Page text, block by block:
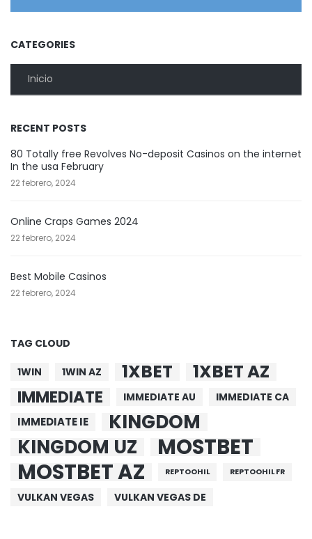
CATEGORIES
Inicio
RECENT POSTS
80 Totally free Revolves No-deposit Casinos on the internet
In the usa February
22 febrero, 2024
Online Craps Games 2024
22 febrero, 2024
Best Mobile Casinos
22 febrero, 2024
TAG CLOUD
1WIN 1WIN AZ 1XBET 1XBET AZ
IMMEDIATE IMMEDIATE AU IMMEDIATE CA
IMMEDIATE IE
KINGDOM
KINGDOM UZ
MOSTBET
MOSTBET AZ
REPTOOHIL REPTOOHIL FR
VULKAN VEGAS VULKAN VEGAS DE